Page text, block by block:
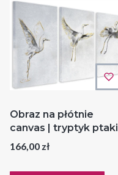
Obraz na płótnie
canvas | tryptyk ptaki
Cena
166,00 zł